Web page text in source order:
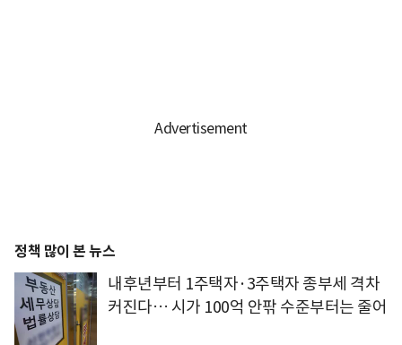
정책 많이 본 뉴스
내후년부터 1주택자·3주택자 종부세 격차
커진다… 시가 100억 안팎 수준부터는 줄어